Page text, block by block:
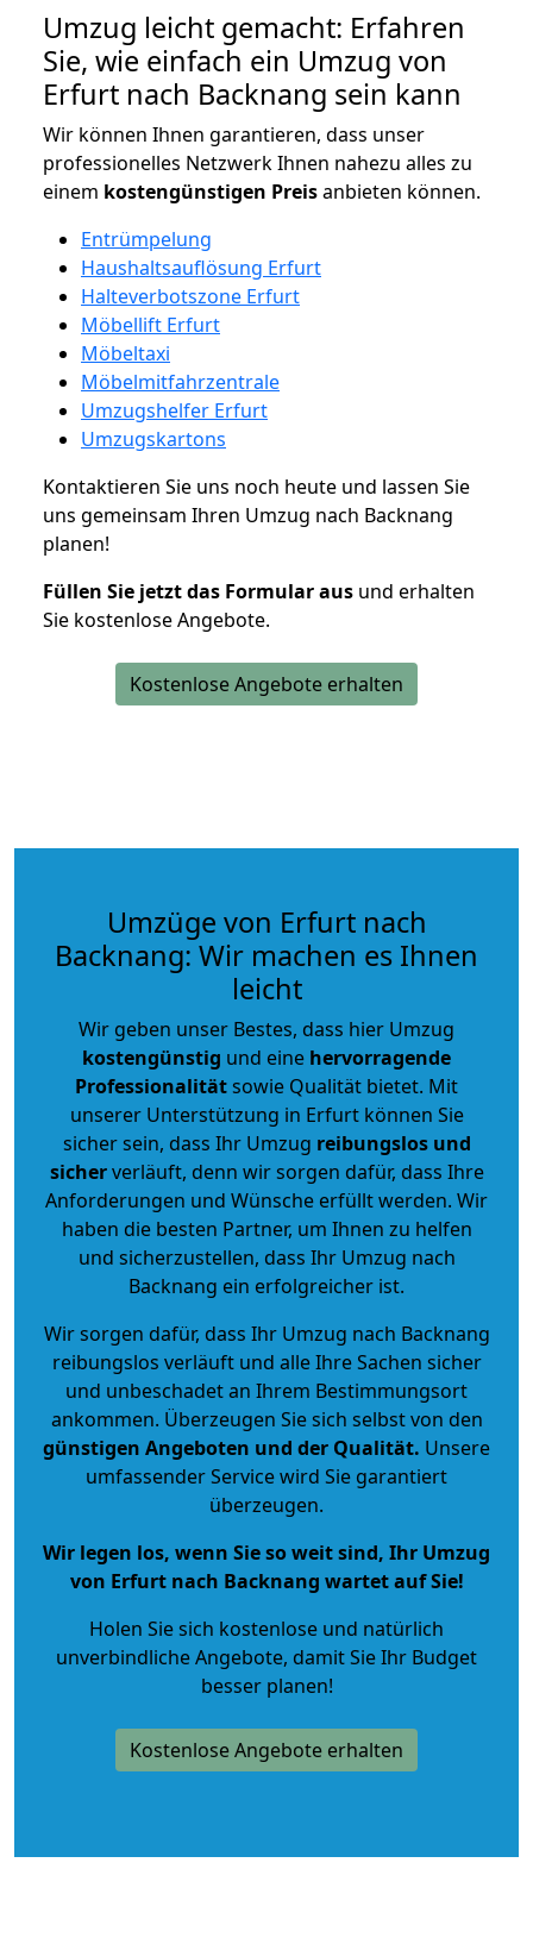
Umzug leicht gemacht: Erfahren
Sie, wie einfach ein Umzug von
Erfurt nach Backnang sein kann
Wir können Ihnen garantieren, dass unser
professionelles Netzwerk Ihnen nahezu alles zu
einem kostengünstigen Preisanbieten können.
Entrümpelung
Haushaltsauflösung Erfurt
Halteverbotszone Erfurt
Möbellift Erfurt
Möbeltaxi
Möbelmitfahrzentrale
Umzugshelfer Erfurt
Umzugskartons
Kontaktieren Sie uns noch heute und lassen Sie
uns gemeinsam Ihren Umzug nach Backnang
planen!
Füllen Sie jetzt das Formular aus und erhalten
Sie kostenlose Angebote.
Kostenlose Angebote erhalten
Umzüge von Erfurt nach
Backnang: Wir machen es Ihnen
leicht
Wir geben unser Bestes, dass hier Umzug
kostengünstig und eine hervorragende
Professionalitätsowie Qualität bietet. Mit
unserer Unterstützung in Erfurt können Sie
sicher sein, dass Ihr Umzug reibungslos und
sicherverläuft, denn wir sorgen dafür, dass Ihre
Anforderungen und Wünsche erfüllt werden. Wir
haben die besten Partner, um Ihnen zu helfen
und sicherzustellen, dass Ihr Umzug nach
Backnang ein erfolgreicher ist.
Wir sorgen dafür, dass Ihr Umzug nach Backnang
reibungslos verläuft und alle Ihre Sachen sicher
und unbeschadet an Ihrem Bestimmungsort
ankommen. Überzeugen Sie sich selbst von den
günstigen Angeboten und der Qualität. Unsere
umfassender Service wird Sie garantiert
überzeugen.
Wir legen los, wenn Sie so weit sind, Ihr Umzug
von Erfurt nach Backnang wartet auf Sie!
Holen Sie sich kostenlose und natürlich
unverbindliche Angebote, damit Sie Ihr Budget
besser planen!
Kostenlose Angebote erhalten